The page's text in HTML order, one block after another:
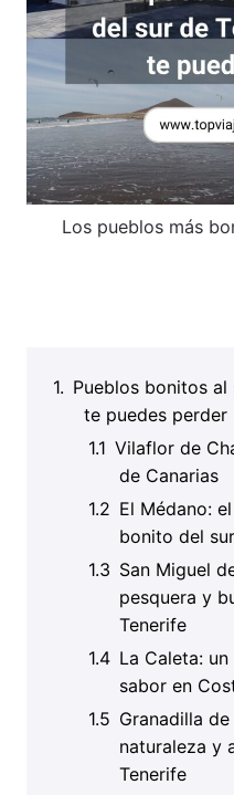
Los pueblos más
Pueblos bonitos al
te puedes perder
Vilaflor de
de Canarias
El Médano:
bonito del
San Miguel
pesquera y
Tenerife
La Caleta:
sabor en
Granadilla
naturaleza y
Tenerife